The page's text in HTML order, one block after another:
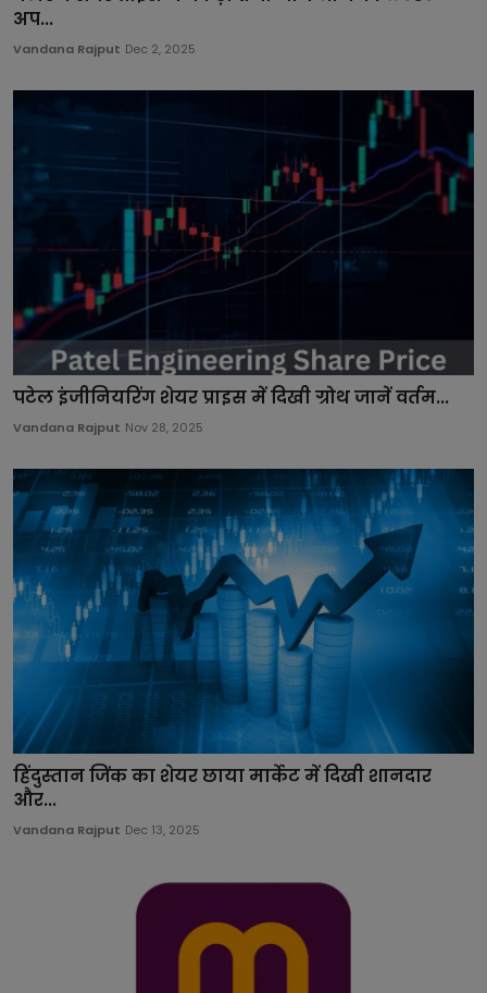
अप...
Vandana Rajput Dec 2, 2025
पटेल इंजीनियरिंग शेयर प्राइस में दिखी ग्रोथ जानें वर्तम...
Vandana Rajput Nov 28, 2025
हिंदुस्तान जिंक का शेयर छाया मार्केट में दिखी शानदार
और...
Vandana Rajput Dec 13, 2025